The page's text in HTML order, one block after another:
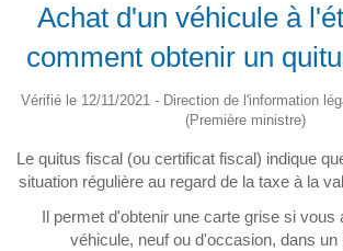
Achat d'un véhicule à
comment obtenir un
Vérifié le 12/11/2021 - Direction de l'information
(Première ministre)
Le quitus fiscal (ou certificat fiscal) indique
situation régulière au regard de la taxe à la
Il permet d'obtenir une carte grise si vous
véhicule, neuf ou d'occasion, dans un